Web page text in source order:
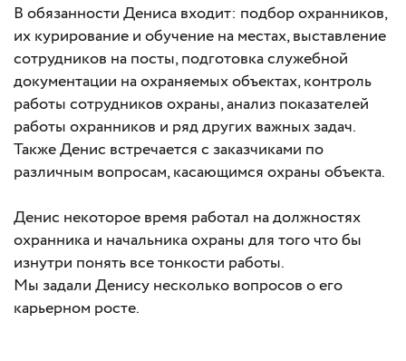
В обязанности Дениса входит: подбор охранников,
их курирование и обучение на местах, выставление
сотрудников на посты, подготовка служебной
документации на охраняемых объектах, контроль
работы сотрудников охраны, анализ показателей
работы охранников и ряд других важных задач.
Также Денис встречается с заказчиками по
различным вопросам, касающимся охраны объекта.
Денис некоторое время работал на должностях
охранника и начальника охраны для того что бы
изнутри понять все тонкости работы.
Мы задали Денису несколько вопросов о его
карьерном росте.